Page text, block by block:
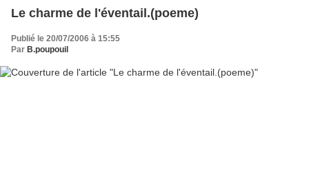
Le charme de l'éventail.(poeme)
Publié le 20/07/2006 à 15:55
Par B.poupouil